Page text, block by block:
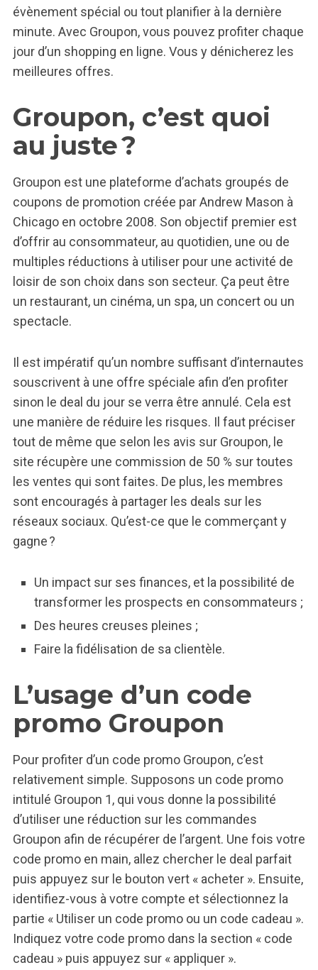
évènement spécial ou tout planifier à la dernière
minute. Avec Groupon, vous pouvez profiter chaque
jour d’un shopping en ligne. Vous y dénicherez les
meilleures offres.
Groupon, c’est quoi
au juste ?
Groupon est une plateforme d’achats groupés de
coupons de promotion créée par Andrew Mason à
Chicago en octobre 2008. Son objectif premier est
d’offrir au consommateur, au quotidien, une ou de
multiples réductions à utiliser pour une activité de
loisir de son choix dans son secteur. Ça peut être
un restaurant, un cinéma, un spa, un concert ou un
spectacle.
Il est impératif qu’un nombre suffisant d’internautes
souscrivent à une offre spéciale afin d’en profiter
sinon le deal du jour se verra être annulé. Cela est
une manière de réduire les risques. Il faut préciser
tout de même que selon les avis sur Groupon, le
site récupère une commission de 50 % sur toutes
les ventes qui sont faites. De plus, les membres
sont encouragés à partager les deals sur les
réseaux sociaux. Qu’est-ce que le commerçant y
gagne ?
Un impact sur ses finances, et la possibilité de
transformer les prospects en consommateurs ;
Des heures creuses pleines ;
Faire la fidélisation de sa clientèle.
L’usage d’un code
promo Groupon
Pour profiter d’un code promo Groupon, c’est
relativement simple. Supposons un code promo
intitulé Groupon 1, qui vous donne la possibilité
d’utiliser une réduction sur les commandes
Groupon afin de récupérer de l’argent. Une fois votre
code promo en main, allez chercher le deal parfait
puis appuyez sur le bouton vert « acheter ». Ensuite,
identifiez-vous à votre compte et sélectionnez la
partie « Utiliser un code promo ou un code cadeau ».
Indiquez votre code promo dans la section « code
cadeau » puis appuyez sur « appliquer ».